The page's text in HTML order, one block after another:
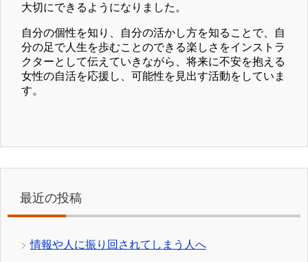
大切にできるようになりました。
自分の個性を知り、自分の活かし方を知ることで、自
分の足で人生を歩むことのできる楽しさをインストラ
クターとして伝えていきながら、将来に不安を抱える
女性の自活を応援し、可能性を見出す活動をしていま
す。
最近の投稿
情報や人に振り回されてしまう人へ